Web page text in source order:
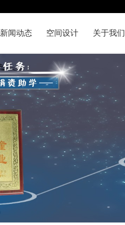
新闻动态 空间设计 关于我们